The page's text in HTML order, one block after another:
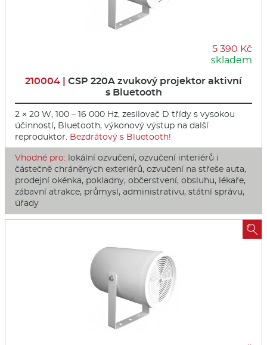
5 390 Kč
skladem
210004 | CSP 220A zvukový projektor aktivní
s Bluetooth
2 × 20 W, 100 – 16 000 Hz, zesilovač D třídy s vysokou
účinností, Bluetooth, výkonový výstup na další
reproduktor. Bezdrátový s Bluetooth!
Vhodné pro: lokální ozvučení, ozvučení interiérů i
částečně chráněných exteriérů, ozvučení na střeše auta,
prodejní okénka, pokladny, občerstvení, obsluhu, lékaře,
zábavní atrakce, průmysl, administrativu, státní správu,
úřady
